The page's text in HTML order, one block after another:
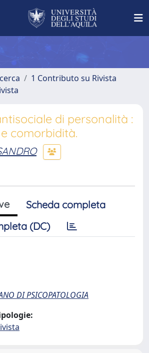
1 Contributo su Rivista
di personalità :
comorbidità.
Scheda completa
(DC)
DI PSICOPATOLOGIA